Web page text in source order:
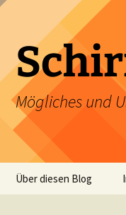
Mögliches und
Über diesen Blog